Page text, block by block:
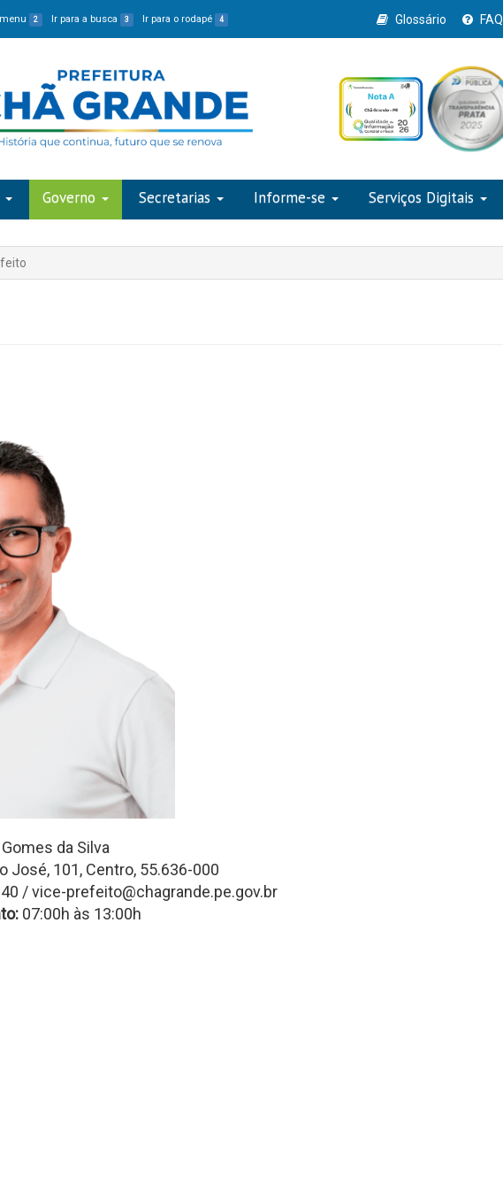
2 Ir para a busca 3 Ir para o rodapé 4 Glossário FAQ
Governo Secretarias Informe-se Serviços Digitais
da Silva
José, 101, Centro, 55.636-000
/ vice-prefeito@chagrande.pe.gov.br
07:00h às 13:00h